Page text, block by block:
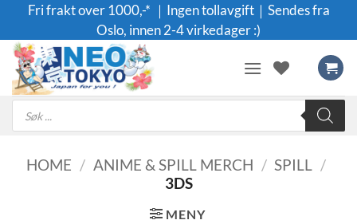
content
Fri frakt over 1000,-* ｜Ingen tollavgift｜Sendes fra
Oslo, innen 2-4 virkedager :)
Products
search
HOME / ANIME & SPILL MERCH / SPILL /
3DS
MENY